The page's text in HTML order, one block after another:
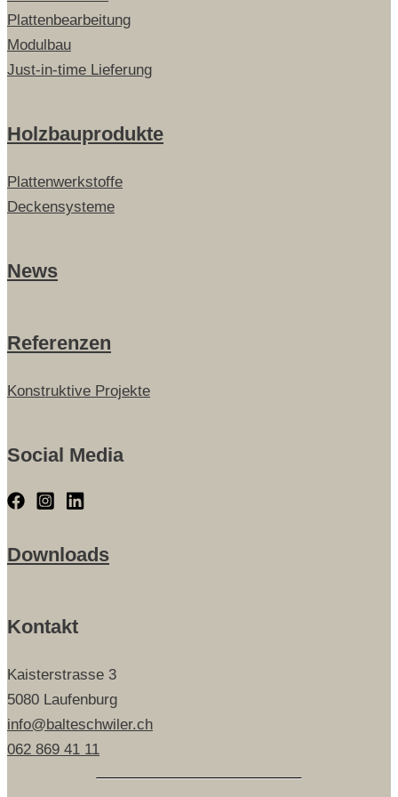
Plattenbearbeitung
Modulbau
Just-in-time Lieferung
Holzbauprodukte
Plattenwerkstoffe
Deckensysteme
News
Referenzen
Konstruktive Projekte
Social Media
Downloads
Kontakt
Kaisterstrasse 3
5080 Laufenburg
info@balteschwiler.ch
062 869 41 11